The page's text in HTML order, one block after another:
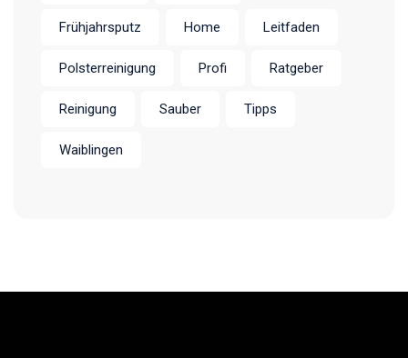
Frühjahrsputz Home Leitfaden
Polsterreinigung Profi Ratgeber
Reinigung Sauber Tipps
Waiblingen